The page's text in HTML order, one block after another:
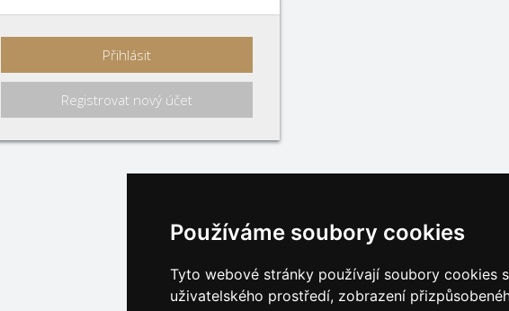
Používáme soubory cookies
Tyto webové stránky používají soubory cookies
uživatelského prostředí, zobrazení
Přihlásit
Registrovat nový účet